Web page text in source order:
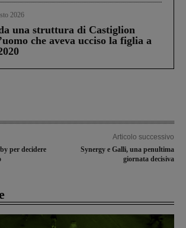
2026
una struttura di Castiglion
che aveva ucciso la figlia a
per decidere
Articolo successivo
Synergy e Galli, una penultima
giornata decisiva